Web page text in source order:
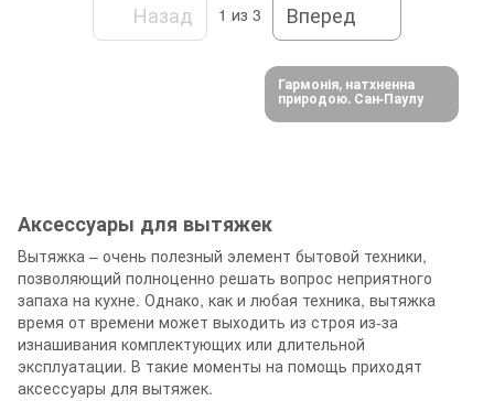
Назад 1 из 3 Вперед
Гармонія, натхненна
природою. Сан-Паулу
Аксессуары для вытяжек
Вытяжка – очень полезный элемент бытовой техники,
позволяющий полноценно решать вопрос неприятного
запаха на кухне. Однако, как и любая техника, вытяжка
время от времени может выходить из строя из-за
изнашивания комплектующих или длительной
эксплуатации. В такие моменты на помощь приходят
аксессуары для вытяжек.